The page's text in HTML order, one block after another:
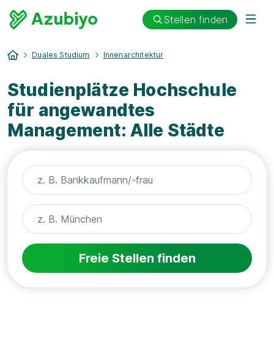
Stellen finden
Duales Studium Innenarchitektur
Studienplätze Hochschule
für angewandtes
Management: Alle Städte
Freie Stellen finden